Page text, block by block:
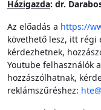
Házigazda: dr.
Az előadás a https://
követhető lesz, itt régi
kérdezhetnek,
Youtube felhasználók
hozzászólhatnak,
reklámszűréshez: